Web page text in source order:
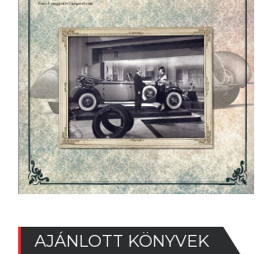
AJÁNLOTT KÖNYVEK